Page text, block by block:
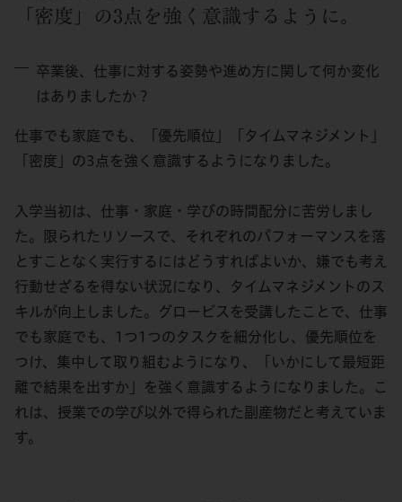
「密度」の3点を強く意識するように。
卒業後、仕事に対する姿勢や進め方に関して何か変化
はありましたか？
仕事でも家庭でも、「優先順位」「タイムマネジメント」
「密度」の3点を強く意識するようになりました。
入学当初は、仕事・家庭・学びの時間配分に苦労しまし
た。限られたリソースで、それぞれのパフォーマンスを落
とすことなく実行するにはどうすればよいか、嫌でも考え
行動せざるを得ない状況になり、タイムマネジメントのス
キルが向上しました。グロービスを受講したことで、仕事
でも家庭でも、1つ1つのタスクを細分化し、優先順位を
つけ、集中して取り組むようになり、「いかにして最短距
離で結果を出すか」を強く意識するようになりました。こ
れは、授業での学び以外で得られた副産物だと考えていま
す。